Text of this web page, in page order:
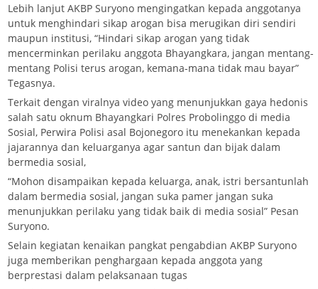
Lebih lanjut AKBP Suryono mengingatkan kepada anggotanya
untuk menghindari sikap arogan bisa merugikan diri sendiri
maupun institusi, “Hindari sikap arogan yang tidak
mencerminkan perilaku anggota Bhayangkara, jangan mentang-
mentang Polisi terus arogan, kemana-mana tidak mau bayar”
Tegasnya.
Terkait dengan viralnya video yang menunjukkan gaya hedonis
salah satu oknum Bhayangkari Polres Probolinggo di media
Sosial, Perwira Polisi asal Bojonegoro itu menekankan kepada
jajarannya dan keluarganya agar santun dan bijak dalam
bermedia sosial,
“Mohon disampaikan kepada keluarga, anak, istri bersantunlah
dalam bermedia sosial, jangan suka pamer jangan suka
menunjukkan perilaku yang tidak baik di media sosial” Pesan
Suryono.
Selain kegiatan kenaikan pangkat pengabdian AKBP Suryono
juga memberikan penghargaan kepada anggota yang
berprestasi dalam pelaksanaan tugas